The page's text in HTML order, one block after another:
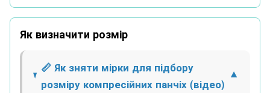
Як визначити розмір
📏 Як зняти мірки для підбору
розміру компресійних панчіх (відео)